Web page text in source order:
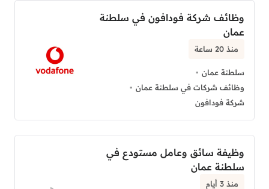
وظائف شركة فودافون في سلطنة
عمان
منذ 20 ساعة
سلطنة عمان
وظائف شركات في سلطنة عمان
شركة فودافون
وظيفة سائق وعامل مستودع في
سلطنة عمان
منذ 3 أيام